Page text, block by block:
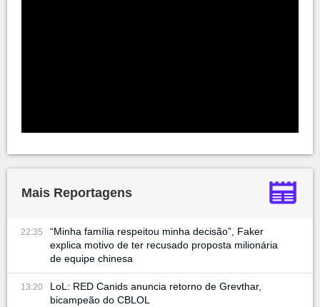
Mais Reportagens
22:35
“Minha família respeitou minha decisão”, Faker
explica motivo de ter recusado proposta milionária
de equipe chinesa
13:20
LoL: RED Canids anuncia retorno de Grevthar,
bicampeão do CBLOL